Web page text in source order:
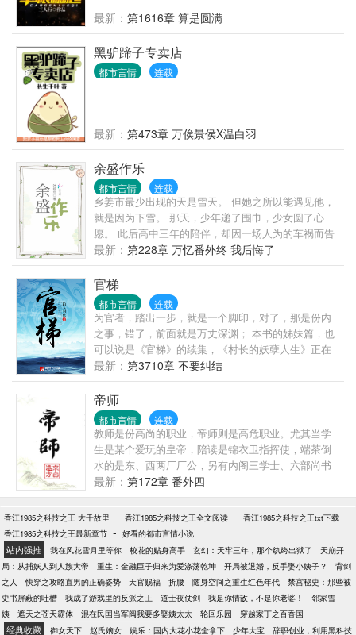
最新： 第1616章 算是圆满
黑驴蹄子专卖店
都市言情 连载
最新： 第473章 万俟景侯X温白羽
余盛作乐
都市言情 连载
乡姜市最少出现的天是雪天。 但她之所以能遇见他，
就是因为下雪。 那天，少年递了围巾，少女圆了心
愿。 此后高中三年的陪伴，却因一场人为的车祸而告
终。 二十四岁那年。 从未谈过恋爱的余欢，破天荒
地，喜欢上了一个认识还不到一个月的人。 而盛寻终
于追到了惦记许多年的小姑娘。 有人真心祝福，也有
人暗地谋划。 昔日的真相总有人时刻铭记在心。 当真
相浮出水面之时，是该毁灭，还是原谅？ 【本文1
宠。】
最新： 第228章 万忆番外终 我后悔了
官梯
都市言情 连载
为官者，踏出一步，就是一个脚印，对了，那是份内
之事，错了，前面就是万丈深渊； 本书的姊妹篇，也
可以说是《官梯》的续集，《村长的妖孽人生》正在
网易云阅读火热连载，《官梯》里没有交代的事这里
都会交代清楚，敬请观赏。 另有完本作品《国色天
香》也在网易云阅读。
最新： 第3710章 不要纠结
帝师
都市言情 连载
教师是份高尚的职业，帝师则是高危职业。尤其当学
生是某个爱玩的皇帝，陪读是锦衣卫指挥使，端茶倒
水的是东、西两厂厂公，另有内阁三学士、六部尚书
轮班旁听，一众御史言官虎视眈眈，随时准备撸袖
子“以礼服人”，压力当真是非同一般。站在文华殿的讲
台上，杨瓒无语望天，目光明媚而忧伤。苍天在上，
真心穿错了，求重穿！淘宝预售：
最新： 第172章 番外四
香江1985之科技之王 大千故里 - 香江1985之科技之王全文阅读 - 香江1985之科技之王txt下载 -
香江1985之科技之王最新章节 - 好看的都市言情小说
站内强推 我在风花雪月里等你 校花的贴身高手 玄幻：天牢三年，那个纨绔出狱了
天崩开
局：从捕妖人到人族大帝
重生：金融巨子归来为爱涤荡乾坤 开局被退婚，反手娶小姨子？
背剑
之人
快穿之攻略直男的正确姿势 天官赐福 折腰 随身空间之重生红色年代
禁宫秘史：那些被
史书屏蔽的吐槽
我成了游戏里的反派之王 道士夜仗剑 我是你情敌，不是你老婆！
邻家雪
姨
遮天之苍天霸体 混在民国当军阀我要多娶姨太太 轮回乐园 穿越家丁之百香国
经典收藏 御女天下 赵氏嫡女 娱乐：国内大花小花全拿下 少年大宝
辞职创业，利用黑科技